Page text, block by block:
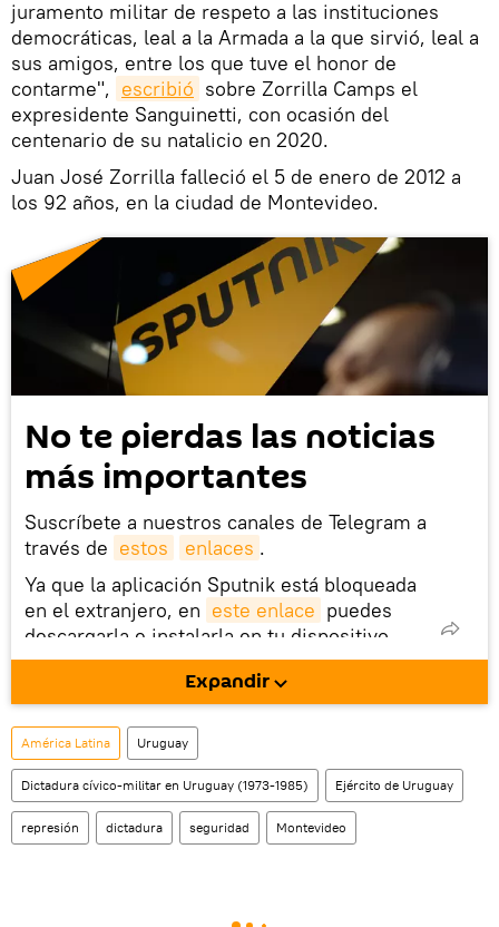
juramento militar de respeto a las instituciones
democráticas, leal a la Armada a la que sirvió, leal a
sus amigos, entre los que tuve el honor de
contarme", escribió sobre Zorrilla Camps el
expresidente Sanguinetti, con ocasión del
centenario de su natalicio en 2020.
Juan José Zorrilla falleció el 5 de enero de 2012 a
los 92 años, en la ciudad de Montevideo.
No te pierdas las noticias
más importantes
Suscríbete a nuestros canales de Telegram a
través de estos enlaces .
Ya que la aplicación Sputnik está bloqueada
en el extranjero, en este enlace puedes
descargarla e instalarla en tu dispositivo
móvil (¡solo para Android!).
También tenemos una cuenta en la red
social rusa VK .
Expandir
América Latina Uruguay
Dictadura cívico-militar en Uruguay (1973-1985) Ejército de Uruguay
represión dictadura seguridad Montevideo